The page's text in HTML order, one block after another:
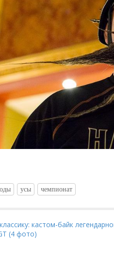
усы чемпионат
кастом-байк
(4 фото)